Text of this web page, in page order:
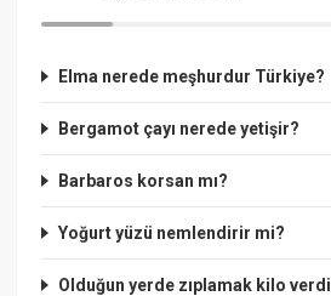
Elma nerede meşhurdur Türkiye?
Bergamot çayı nerede yetişir?
Barbaros korsan mı?
Yoğurt yüzü nemlendirir mi?
Olduğun yerde zıplamak kilo